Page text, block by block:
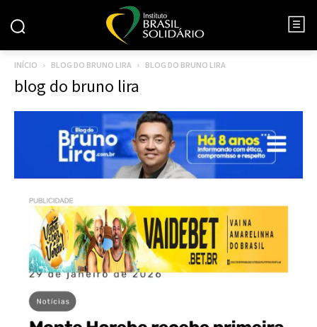
INÍCIO BLOG DO BRUNO LIRA BLOG DO BRUNO LIRA
blog do bruno lira